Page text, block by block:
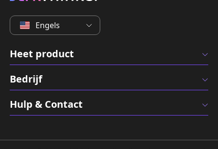
Engels
Heet product
Bedrijf
Hulp & Contact